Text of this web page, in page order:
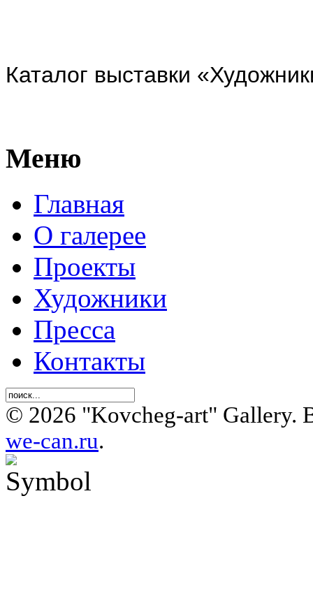
Каталог выставки
Меню
Главная
О галерее
Проекты
Художники
Пресса
Контакты
© 2026 "Kovcheg-art" Gallery.
we-can.ru.